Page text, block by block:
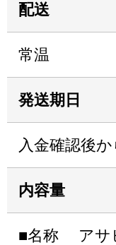
配送
常温
発送期日
入金確認後
内容量
■名称 アサ